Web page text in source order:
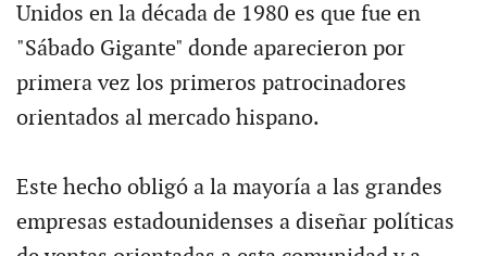
Unidos en la década de 1980 es que fue en
"Sábado Gigante" donde aparecieron por
primera vez los primeros patrocinadores
orientados al mercado hispano.
Este hecho obligó a la mayoría a las grandes
empresas estadounidenses a diseñar políticas